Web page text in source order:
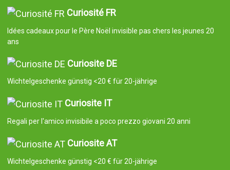
Curiosité FR
Idées cadeaux pour le Père Noël invisible pas chers les jeunes 20
ans
Curiosite DE
Wichtelgeschenke günstig <20 € für 20-jährige
Curiosite IT
Regali per l'amico invisibile a poco prezzo giovani 20 anni
Curiosite AT
Wichtelgeschenke günstig <20 € für 20-jährige